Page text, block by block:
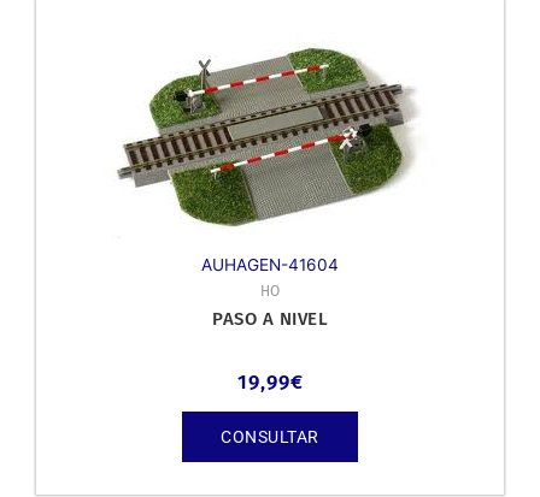
AUHAGEN-41604
HO
PASO A NIVEL
19,99€
CONSULTAR